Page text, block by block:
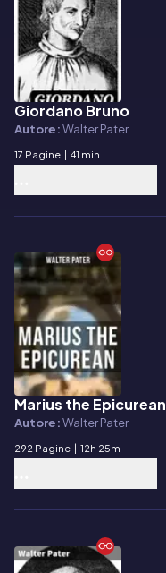
E-book
Giordano Bruno
Autore:Walter Pater
17 Pagine | 41 min
E-book
Marius the Epicurean
Autore:Walter Pater
292 Pagine | 12h 25m